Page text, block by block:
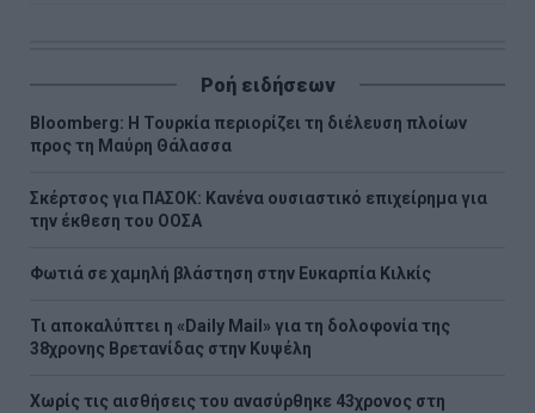
Ροή ειδήσεων
Bloomberg: Η Τουρκία περιορίζει τη διέλευση πλοίων
προς τη Μαύρη Θάλασσα
Σκέρτσος για ΠΑΣΟΚ: Κανένα ουσιαστικό επιχείρημα για
την έκθεση του ΟΟΣΑ
Φωτιά σε χαμηλή βλάστηση στην Ευκαρπία Κιλκίς
Τι αποκαλύπτει η «Daily Mail» για τη δολοφονία της
38χρονης Βρετανίδας στην Κυψέλη
Χωρίς τις αισθήσεις του ανασύρθηκε 43χρονος στη